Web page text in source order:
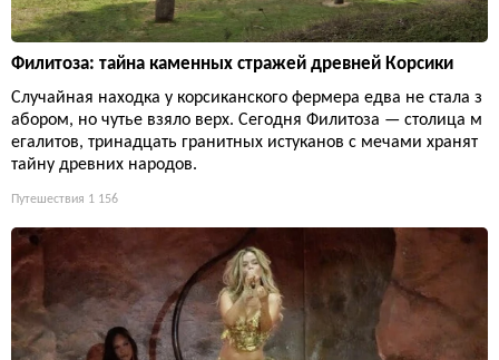
Филитоза: тайна каменных стражей древней Корсики
Случайная находка у корсиканского фермера едва не стала з
абором, но чутье взяло верх. Сегодня Филитоза — столица м
егалитов, тринадцать гранитных истуканов с мечами хранят
тайну древних народов.
Путешествия 1 156